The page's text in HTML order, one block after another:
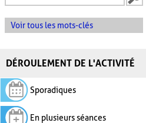
Voir tous les mots-clés
DÉROULEMENT DE L'ACTIVITÉ
Sporadiques
En plusieurs séances